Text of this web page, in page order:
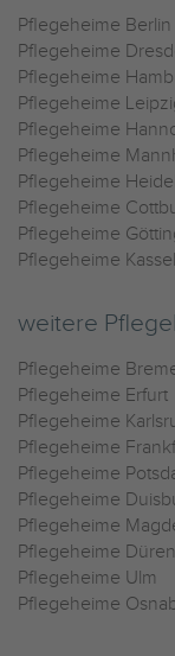
Pflegeheime Berlin
Pflegeheime
Pflegeheime
Pflegeheime
Pflegeheime
Pflegeheime
Pflegeheime
Pflegeheime
Pflegeheime
Pflegeheime Kassel
weitere
Pflegeheime
Pflegeheime Erfurt
Pflegeheime
Pflegeheime
Pflegeheime
Pflegeheime
Pflegeheime
Pflegeheime Düren
Pflegeheime Ulm
Pflegeheime